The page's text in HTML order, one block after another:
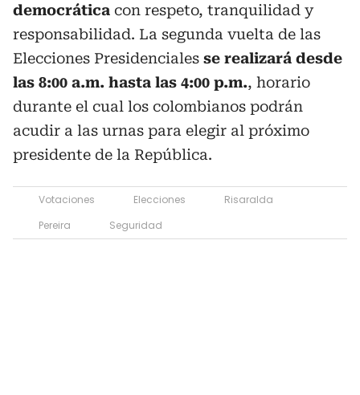
democrática con respeto, tranquilidad y
responsabilidad. La segunda vuelta de las
Elecciones Presidenciales se realizará desde
las 8:00 a.m. hasta las 4:00 p.m., horario
durante el cual los colombianos podrán
acudir a las urnas para elegir al próximo
presidente de la República.
Votaciones Elecciones
Risaralda
Pereira
Seguridad